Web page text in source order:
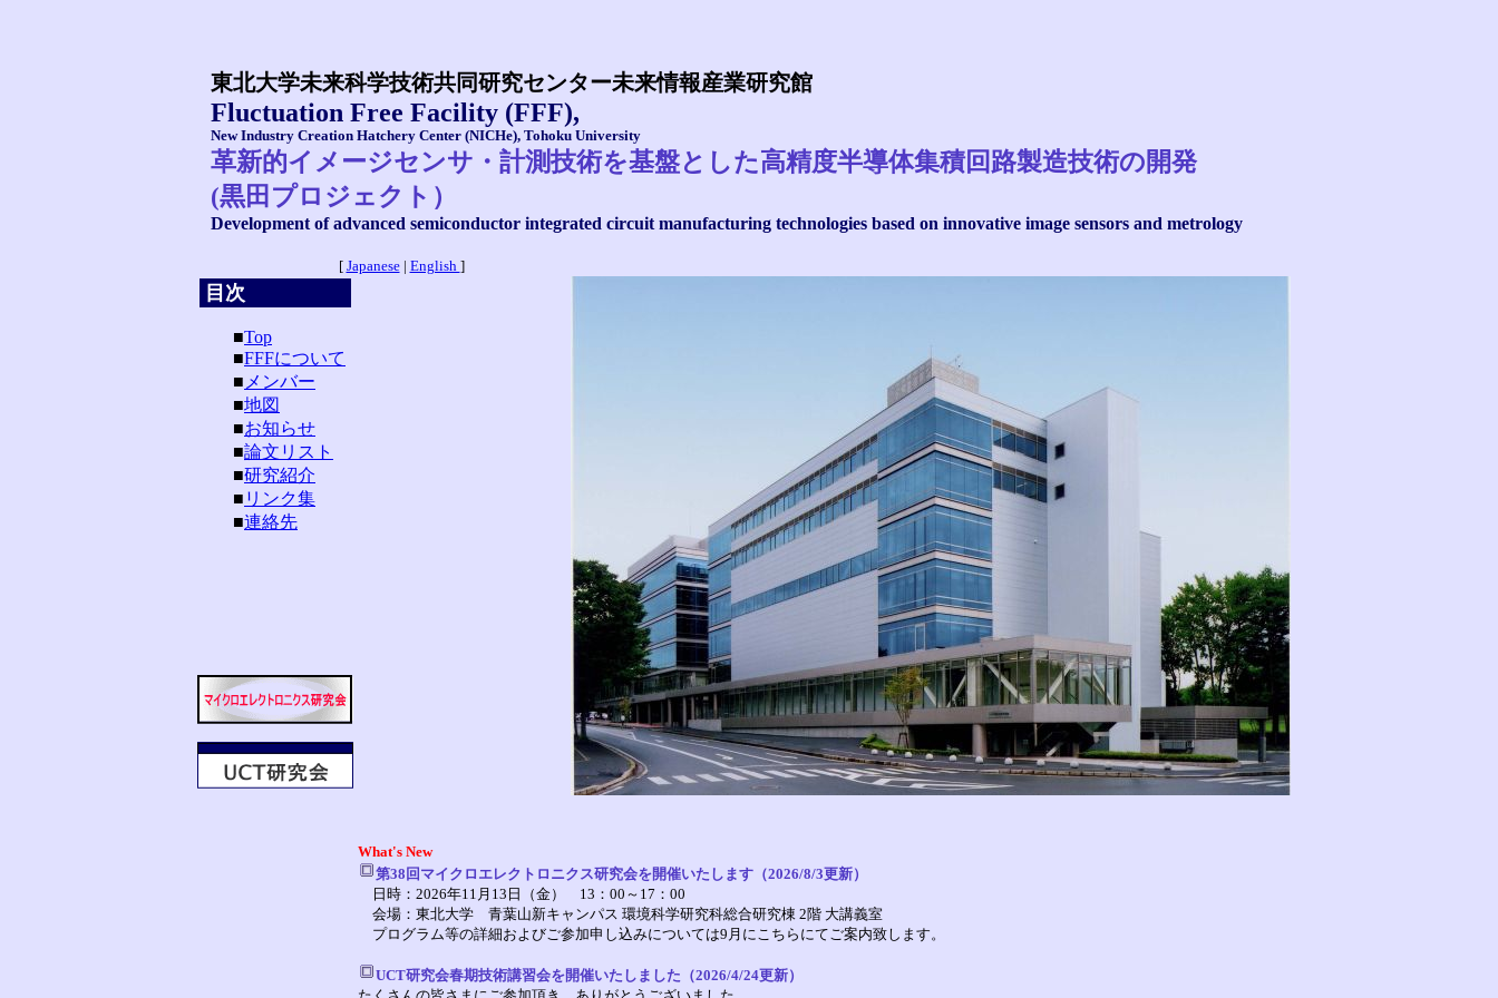
東北大学未来科学技術共同研究センター未来情報産業研究館
Fluctuation Free Facility (FFF),
New Industry Creation Hatchery Center (NICHe), Tohoku University
革新的イメージセンサ・計測技術を基盤とした高精度半導体集積回路製造技術の開発
(黒田プロジェクト）
Development of advanced semiconductor integrated circuit manufacturing technologies based on innovative image sensors and metrology
[ Japanese| English ]
目次
■Top
■FFFについて
■ メンバー
■地図
■お知らせ
■論文リスト
■研究紹介
■ リンク集
■連絡先
What's New
第38回マイクロエレクトロニクス研究会を開催いたします（2026/8/3更新）
日時：2026年11月13日（金） 13：00～17：00
会場：東北大学 青葉山新キャンパス 環境科学研究科総合研究棟 2階 大講義室
プログラム等の詳細およびご参加申し込みについては9月にこちらにてご案内致します。
UCT研究会春期技術講習会を開催いたしました（2026/4/24更新）